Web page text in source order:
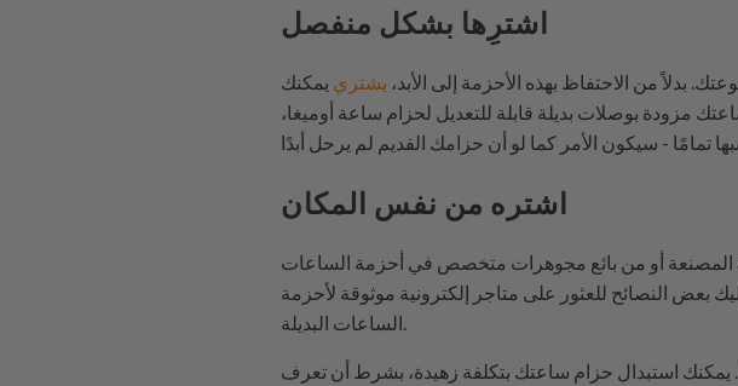
اشترِها بشكل منفصل
بدلاً من الاحتفاظ بهذه الأحزمة إلى الأبد، يشتري يمكنك
مزودة بوصلات بديلة قابلة للتعديل لحزام ساعة أوميغا،
اشتره من نفس المكان
المصنعة أو من بائع مجوهرات متخصص في أحزمة الساعات
بعض النصائح للعثور على متاجر إلكترونية موثوقة لأحزمة
الساعات البديلة.
يمكنك استبدال حزام ساعتك بتكلفة زهيدة، بشرط أن تعرف